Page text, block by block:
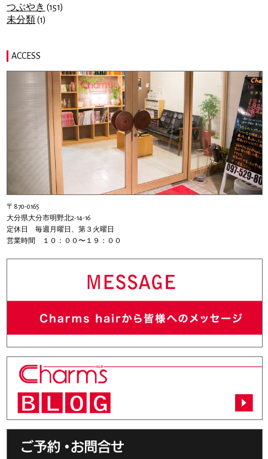
つぶやき (151)
未分類 (1)
ACCESS
〒870-0165
大分県大分市明野北2-14-16
定休日 毎週月曜日、第３火曜日
営業時間 １０：００〜１９：００